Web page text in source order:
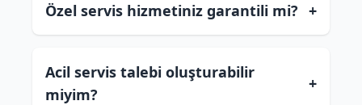
Özel servis hizmetiniz garantili mi? +
Acil servis talebi oluşturabilir
miyim?
+